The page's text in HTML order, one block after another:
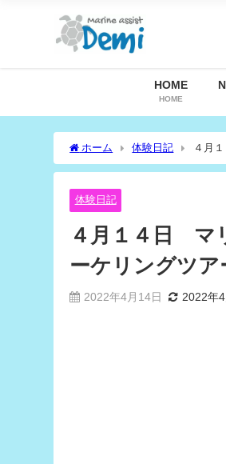
HOME
HOME
ホーム 体験日記 ４月
体験日記
４月１４日 マ
ーケリングツ
2022年4月14日 2022年